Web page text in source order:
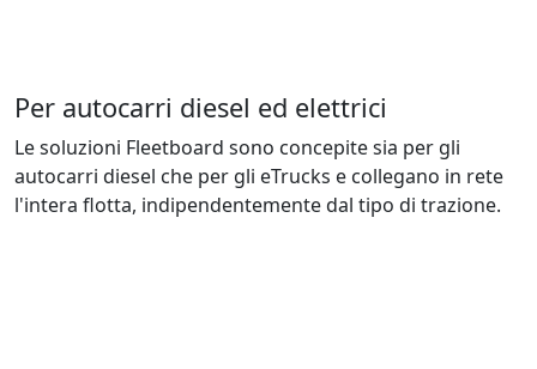
Per autocarri diesel ed elettrici
Le soluzioni Fleetboard sono concepite sia per gli
autocarri diesel che per gli eTrucks e collegano in rete
l'intera flotta, indipendentemente dal tipo di trazione.